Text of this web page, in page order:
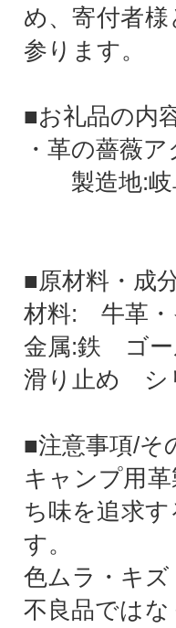
め、寄付者
参ります。
■お礼品の内
・革の薔薇
製造地:岐
■原材料・成
材料: 牛革・
金属:鉄 ゴー
滑り止め シ
■注意事項/そ
キャンプ用
ち味を追求
す。
色ムラ・キ
不良品では